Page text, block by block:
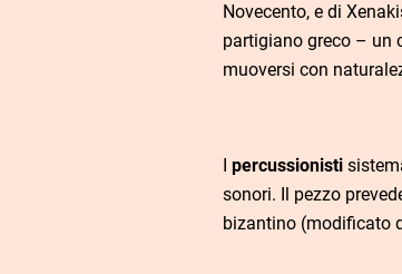
Novecento, e di
partigiano greco – un
muoversi con
I percussionisti
sonori. Il pezzo
bizantino (modificato